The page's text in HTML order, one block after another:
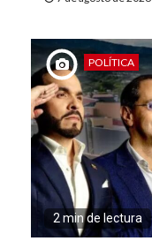
POLÍTICA
2 min de lectura